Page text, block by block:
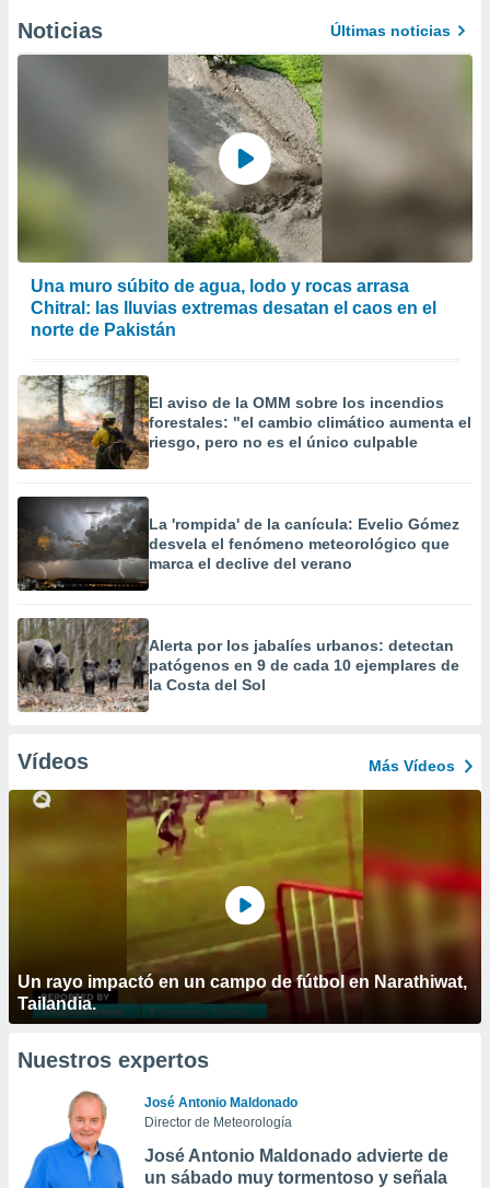
Noticias Últimas noticias
Una muro súbito de agua, lodo y rocas arrasa
Chitral: las lluvias extremas desatan el caos en el
norte de Pakistán
El aviso de la OMM sobre los incendios
forestales: "el cambio climático aumenta el
riesgo, pero no es el único culpable
La 'rompida' de la canícula: Evelio Gómez
desvela el fenómeno meteorológico que
marca el declive del verano
Alerta por los jabalíes urbanos: detectan
patógenos en 9 de cada 10 ejemplares de
la Costa del Sol
Vídeos Más Vídeos
Un rayo impactó en un campo de fútbol en Narathiwat,
Tailandia.
Nuestros expertos
José Antonio Maldonado
Director de Meteorología
José Antonio Maldonado advierte de
un sábado muy tormentoso y señala